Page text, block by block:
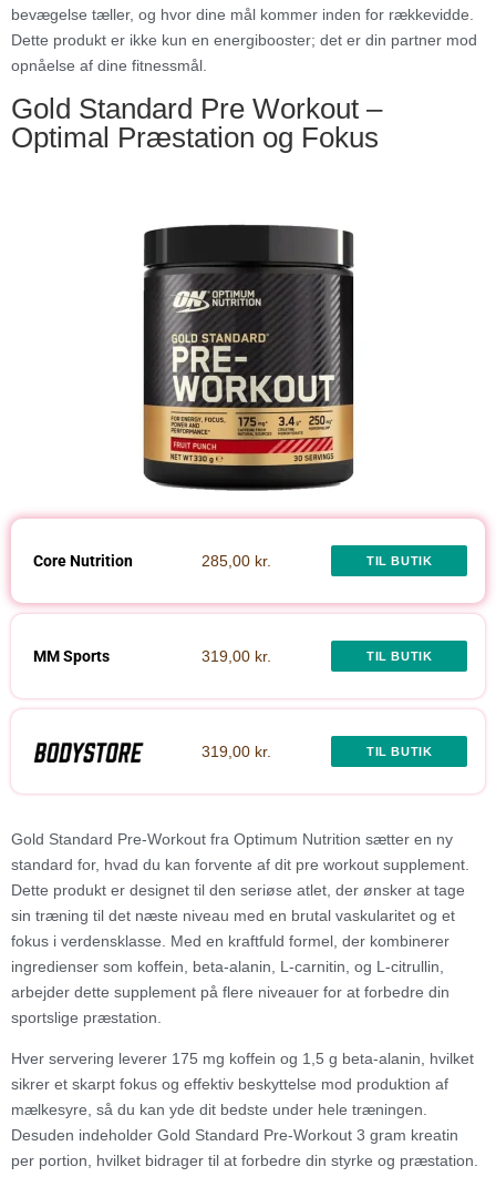
bevægelse tæller, og hvor dine mål kommer inden for rækkevidde.
Dette produkt er ikke kun en energibooster; det er din partner mod
opnåelse af dine fitnessmål.
Gold Standard Pre Workout –
Optimal Præstation og Fokus
Core Nutrition 285,00 kr. TIL BUTIK
MM Sports 319,00 kr. TIL BUTIK
319,00 kr. TIL BUTIK
Gold Standard Pre-Workout fra Optimum Nutrition sætter en ny
standard for, hvad du kan forvente af dit pre workout supplement.
Dette produkt er designet til den seriøse atlet, der ønsker at tage
sin træning til det næste niveau med en brutal vaskularitet og et
fokus i verdensklasse. Med en kraftfuld formel, der kombinerer
ingredienser som koffein, beta-alanin, L-carnitin, og L-citrullin,
arbejder dette supplement på flere niveauer for at forbedre din
sportslige præstation.
Hver servering leverer 175 mg koffein og 1,5 g beta-alanin, hvilket
sikrer et skarpt fokus og effektiv beskyttelse mod produktion af
mælkesyre, så du kan yde dit bedste under hele træningen.
Desuden indeholder Gold Standard Pre-Workout 3 gram kreatin
per portion, hvilket bidrager til at forbedre din styrke og præstation.